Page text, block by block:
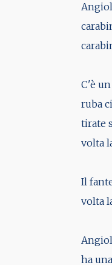
C'è
ruba
tirate
volta
Il
volta
ha